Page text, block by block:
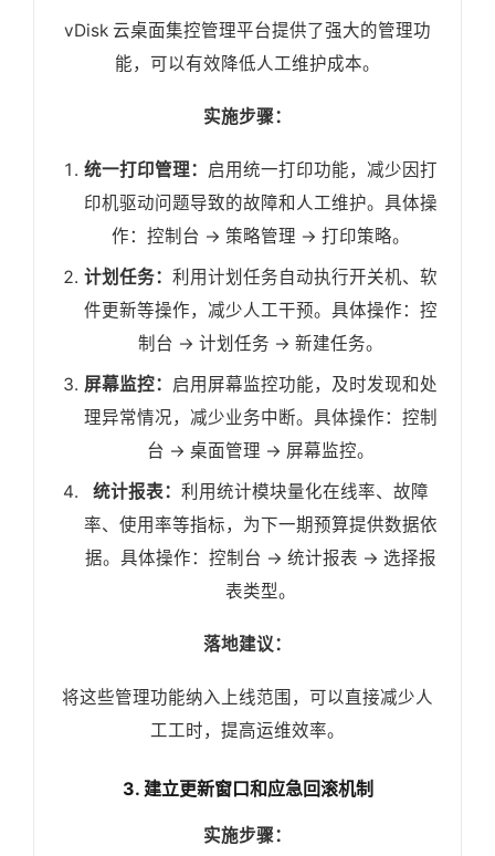
vDisk 云桌面集控管理平台提供了强大的管理功
能，可以有效降低人工维护成本。
实施步骤：
统一打印管理： 启用统一打印功能，减少因打
印机驱动问题导致的故障和人工维护。具体操
作：控制台 -> 策略管理 -> 打印策略。
计划任务： 利用计划任务自动执行开关机、软
件更新等操作，减少人工干预。具体操作：控
制台 -> 计划任务 -> 新建任务。
屏幕监控： 启用屏幕监控功能，及时发现和处
理异常情况，减少业务中断。具体操作：控制
台 -> 桌面管理 -> 屏幕监控。
统计报表： 利用统计模块量化在线率、故障
率、使用率等指标，为下一期预算提供数据依
据。具体操作：控制台 -> 统计报表 -> 选择报
表类型。
落地建议：
将这些管理功能纳入上线范围，可以直接减少人
工工时，提高运维效率。
3. 建立更新窗口和应急回滚机制
实施步骤：